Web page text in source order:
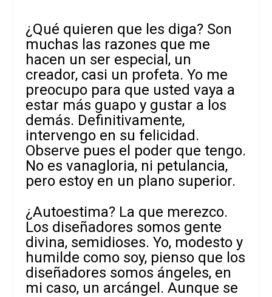
¿Qué quieren que les diga? Son
muchas las razones que me
hacen un ser especial, un
creador, casi un profeta. Yo me
preocupo para que usted vaya a
estar más guapo y gustar a los
demás. Definitivamente,
intervengo en su felicidad.
Observe pues el poder que tengo.
No es vanagloria, ni petulancia,
pero estoy en un plano superior.
¿Autoestima? La que merezco.
Los diseñadores somos gente
divina, semidioses. Yo, modesto y
humilde como soy, pienso que los
diseñadores somos ángeles, en
mi caso, un arcángel. Aunque se